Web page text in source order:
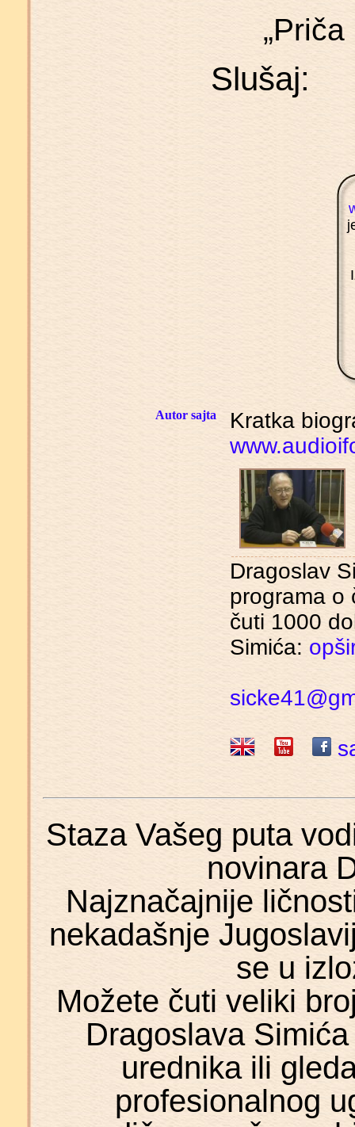
Slušaj:
Autor sajta
Kratka
Dragoslav
programa o
čuti 1000
Simića:
Staza Vašeg puta
novinara
Najznačajnije
nekadašnje
se u
Možete čuti veliki
Dragoslava
urednika ili
profesionalnog